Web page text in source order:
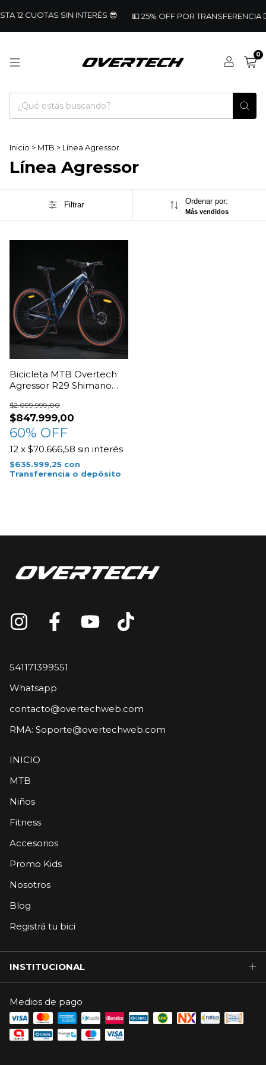
12 CUOTAS SIN INTERÉS 😎 💵 25% OFF POR TRANSFERENCIA
0
Inicio > MTB > Línea Agressor
Línea Agressor
Filtrar Ordenar por:
Más vendidos
Bicicleta MTB Overtech
Agressor R29 Shimano
$847.999,00
$2.099.999,00
60% OFF
12 x $70.666,58 sin interés
$635.999,25 con
Transferencia o depósito
541171399551
Whatsapp
contacto@overtechweb.com
RMA: Soporte@overtechweb.com
INICIO
MTB
Niños
Fitness
Accesorios
Promo Kids
Nosotros
Blog
Registrá tu bici
INSTITUCIONAL
Medios de pago